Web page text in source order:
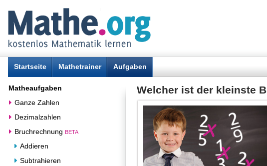
Startseite Mathetrainer Aufgaben
Matheaufgaben
Ganze Zahlen
Dezimalzahlen
Bruchrechnung BETA
Addieren
Subtrahieren
Welcher ist der kleinste